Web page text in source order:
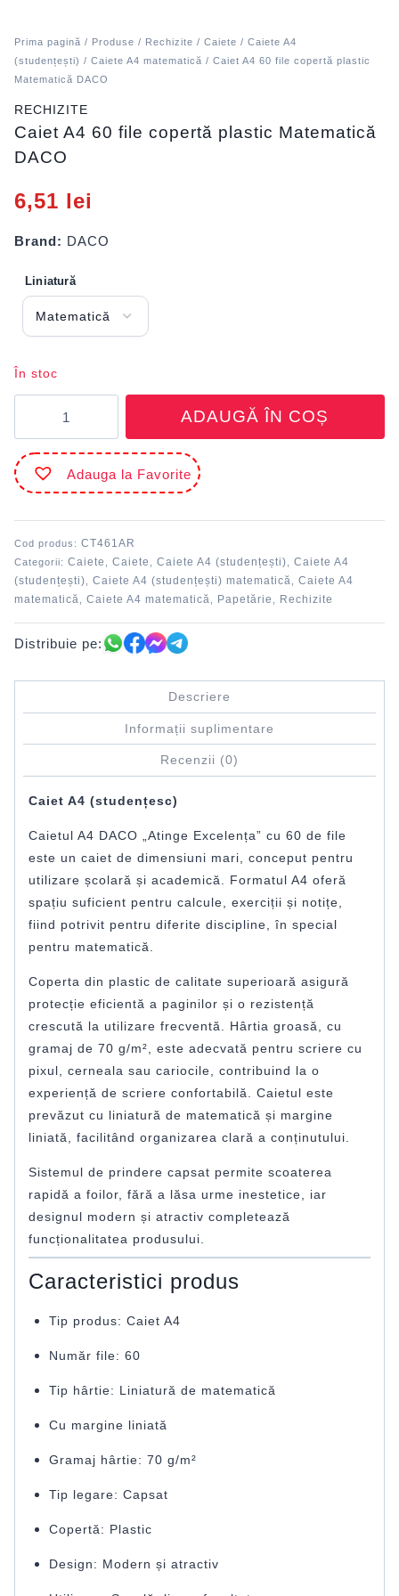
Prima pagină / Produse / Rechizite / Caiete / Caiete A4
(studențești) / Caiete A4 matematică / Caiet A4 60 file copertă plastic
Matematică DACO
RECHIZITE
Caiet A4 60 file copertă plastic Matematică
DACO
6,51 lei
Brand: DACO
Liniatură
În stoc
A4
60
file
copertă
DACO
ADAUGĂ ÎN COȘ
Adauga la Favorite
Cod produs: CT461AR
Categorii: Caiete , Caiete , Caiete A4 (studențești), Caiete A4
(studențești), Caiete A4 (studențești) matematică, Caiete A4
matematică, Caiete A4 matematică, Papetărie , Rechizite
Distribuie pe:
Descriere
Informații suplimentare
Recenzii (0)
Caiet A4 (studențesc)
Caietul A4 DACO „Atinge Excelența” cu 60 de file
este un caiet de dimensiuni mari, conceput pentru
utilizare școlară și academică. Formatul A4 oferă
spațiu suficient pentru calcule, exerciții și notițe,
fiind potrivit pentru diferite discipline, în special
pentru matematică.
Coperta din plastic de calitate superioară asigură
protecție eficientă a paginilor și o rezistență
crescută la utilizare frecventă. Hârtia groasă, cu
gramaj de 70 g/m², este adecvată pentru scriere cu
pixul, cerneala sau cariocile, contribuind la o
experiență de scriere confortabilă. Caietul este
prevăzut cu liniatură de matematică și margine
liniată, facilitând organizarea clară a conținutului.
Sistemul de prindere capsat permite scoaterea
rapidă a foilor, fără a lăsa urme inestetice, iar
designul modern și atractiv completează
funcționalitatea produsului.
Caracteristici produs
Tip produs: Caiet A4
Număr file: 60
Tip hârtie: Liniatură de matematică
Cu margine liniată
Gramaj hârtie: 70 g/m²
Tip legare: Capsat
Copertă: Plastic
Design: Modern și atractiv